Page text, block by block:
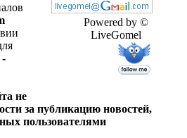
Powered by ©
LiveGomel
-
не
за публикацию новостей,
пользователями